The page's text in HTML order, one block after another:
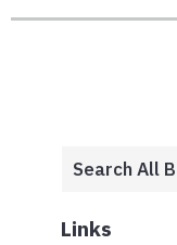
Links